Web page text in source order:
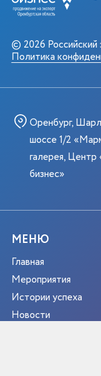
© 2026 Российский
Политика
Оренбург,
шоссе 1/2
галерея,
бизнес»
МЕНЮ
Главная
Мероприятия
Истории успеха
Новости